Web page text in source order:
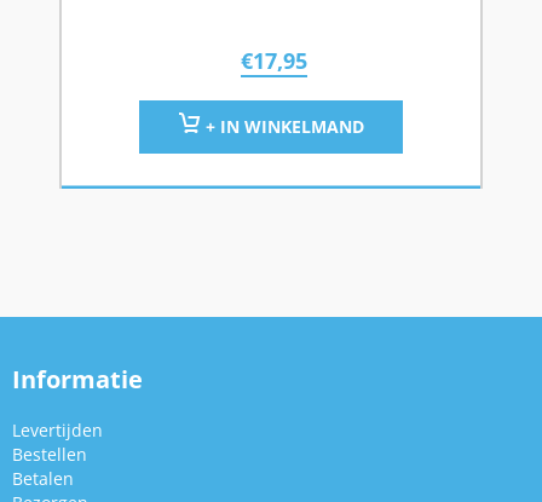
€17,95
+ IN WINKELMAND
Informatie
Levertijden
Bestellen
Betalen